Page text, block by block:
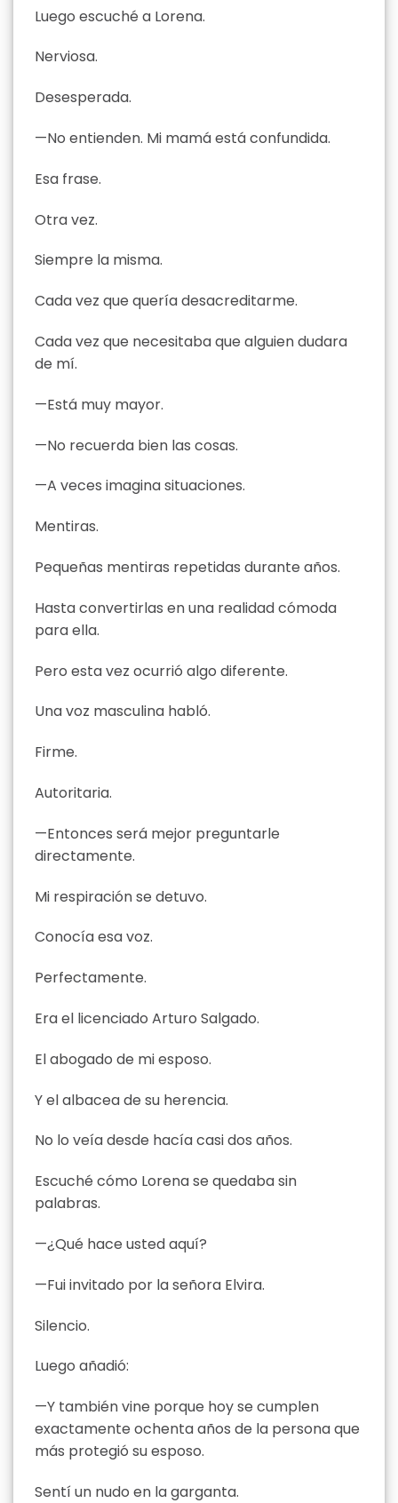
Luego escuché a Lorena.
Nerviosa.
Desesperada.
—No entienden. Mi mamá está confundida.
Esa frase.
Otra vez.
Siempre la misma.
Cada vez que quería desacreditarme.
Cada vez que necesitaba que alguien dudara
de mí.
—Está muy mayor.
—No recuerda bien las cosas.
—A veces imagina situaciones.
Mentiras.
Pequeñas mentiras repetidas durante años.
Hasta convertirlas en una realidad cómoda
para ella.
Pero esta vez ocurrió algo diferente.
Una voz masculina habló.
Firme.
Autoritaria.
—Entonces será mejor preguntarle
directamente.
Mi respiración se detuvo.
Conocía esa voz.
Perfectamente.
Era el licenciado Arturo Salgado.
El abogado de mi esposo.
Y el albacea de su herencia.
No lo veía desde hacía casi dos años.
Escuché cómo Lorena se quedaba sin
palabras.
—¿Qué hace usted aquí?
—Fui invitado por la señora Elvira.
Silencio.
Luego añadió:
—Y también vine porque hoy se cumplen
exactamente ochenta años de la persona que
más protegió su esposo.
Sentí un nudo en la garganta.